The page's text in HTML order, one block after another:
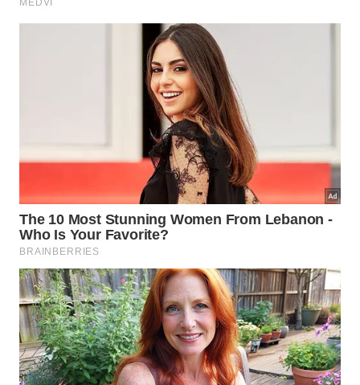
​Conceição de Ibitipoca (Lima Duarte, MG)